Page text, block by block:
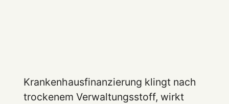
Krankenhausfinanzierung klingt nach
trockenem Verwaltungsstoff, wirkt